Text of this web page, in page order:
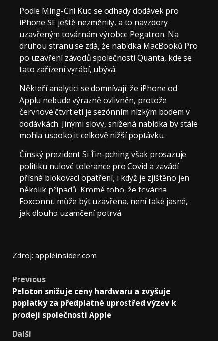
Podle Ming-Chi Kuo se odhady dodávek pro
iPhone SE ještě nezměnily, a to navzdory
uzavřeným továrnám výrobce Pegatron. Na
druhou stranu se zdá, že nabídka MacBooků Pro
po uzavření závodů společnosti Quanta, kde se
tato zařízení vyrábí, ubývá.
Někteří analytici se domnívají, že iPhone od
Applu nebude výrazně ovlivněn, protože
červnové čtvrtletí je sezónním nízkým bodem v
dodávkách. Jinými slovy, snížená nabídka by stále
mohla uspokojit celkově nižší poptávku.
Čínský prezident Si Ťin-pching však prosazuje
politiku nulové tolerance pro Covid a zavádí
přísná blokovací opatření, i když je zjištěno jen
několik případů. Kromě toho, že továrna
Foxconnu může být uzavřena, není také jasné,
jak dlouho uzamčení potrvá.
Zdroj: appleinsider.com
Post
navigation
Previous
Peloton snižuje ceny hardwaru a zvyšuje
poplatky za předplatné uprostřed výzev k
prodeji společnosti Apple
Další